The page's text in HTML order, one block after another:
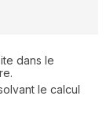
dans le
le calcul